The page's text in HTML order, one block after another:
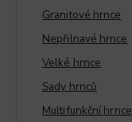
Granitové hrnce
Nepřilnavé hrnce
Velké hrnce
Sady hrnců
Multifunkční hrnce